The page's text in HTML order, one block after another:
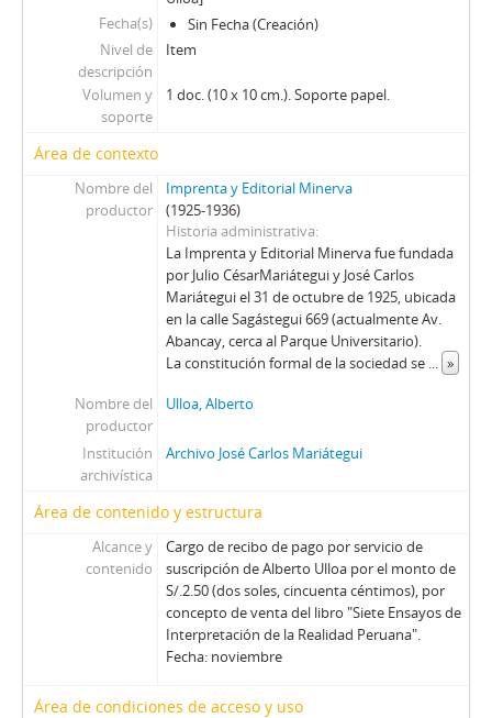
Fecha(s)
Sin Fecha (Creación)
Nivel de
descripción
Item
Volumen y
soporte
1 doc. (10 x 10 cm.). Soporte papel.
Área de contexto
Nombre del
productor
Imprenta y Editorial Minerva
(1925-1936)
Historia administrativa
La Imprenta y Editorial Minerva fue fundada
por Julio CésarMariátegui y José Carlos
Mariátegui el 31 de octubre de 1925, ubicada
en la calle Sagástegui 669 (actualmente Av.
Abancay, cerca al Parque Universitario).
La constitución formal de la sociedad se ... »
Nombre del
productor
Ulloa, Alberto
Institución
archivística
Archivo José Carlos Mariátegui
Área de contenido y estructura
Alcance y
contenido
Cargo de recibo de pago por servicio de
suscripción de Alberto Ulloa por el monto de
S/.2.50 (dos soles, cincuenta céntimos), por
concepto de venta del libro "Siete Ensayos de
Interpretación de la Realidad Peruana".
Fecha: noviembre
Área de condiciones de acceso y uso